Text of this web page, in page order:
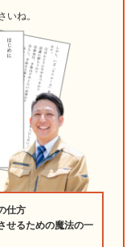
いね。
仕方
せるための魔法の一